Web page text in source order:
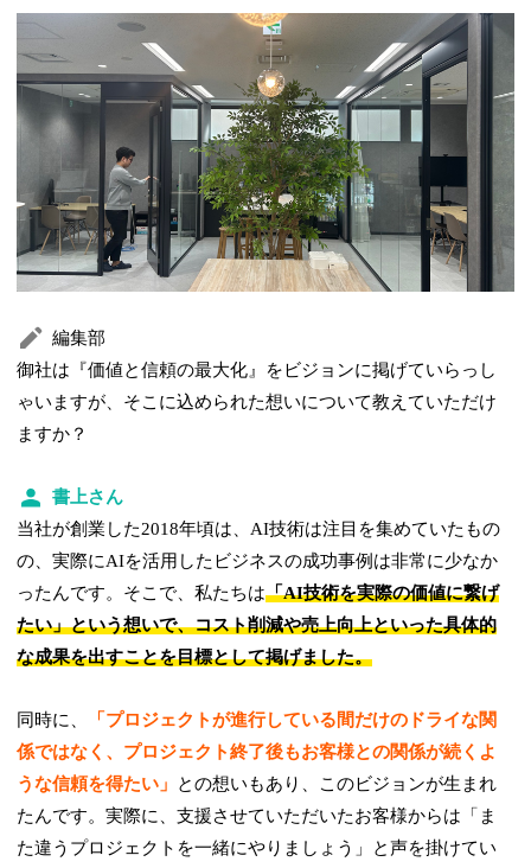
編集部
御社は『価値と信頼の最大化』をビジョンに掲げていらっし
ゃいますが、そこに込められた想いについて教えていただけ
ますか？
書上さん
当社が創業した2018年頃は、AI技術は注目を集めていたもの
の、実際にAIを活用したビジネスの成功事例は非常に少なか
ったんです。そこで、私たちは「AI技術を実際の価値に繋げ
たい」という想いで、コスト削減や売上向上といった具体的
な成果を出すことを目標として掲げました。
同時に、
「プロジェクトが進行している間だけのドライな関
係ではなく、プロジェクト終了後もお客様との関係が続くよ
うな信頼を得たい」
との想いもあり、このビジョンが生まれ
たんです。実際に、支援させていただいたお客様からは「ま
た違うプロジェクトを一緒にやりましょう」と声を掛けてい